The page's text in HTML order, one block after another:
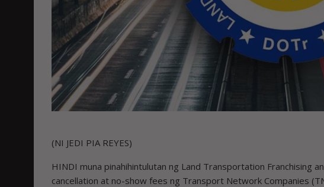
(NI JEDI PIA REYES)
HINDI muna pinahihintulutan ng Land Transportation Franchising
cancellation at no-show fees ng Transport Network Companies